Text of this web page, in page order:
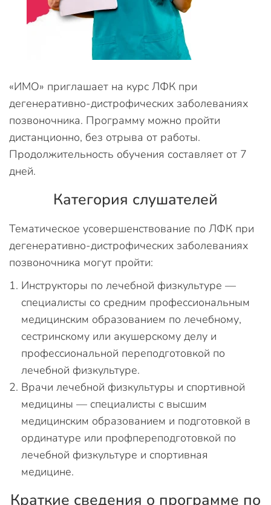
«ИМО» приглашает на курс ЛФК при
дегенеративно-дистрофических заболеваниях
позвоночника. Программу можно пройти
дистанционно, без отрыва от работы.
Продолжительность обучения составляет от 7
дней.
Категория слушателей
Тематическое усовершенствование по ЛФК при
дегенеративно-дистрофических заболеваниях
позвоночника могут пройти:
Инструкторы по лечебной физкультуре —
специалисты со средним профессиональным
медицинским образованием по лечебному,
сестринскому или акушерскому делу и
профессиональной переподготовкой по
лечебной физкультуре.
Врачи лечебной физкультуры и спортивной
медицины — специалисты с высшим
медицинским образованием и подготовкой в
ординатуре или профпереподготовкой по
лечебной физкультуре и спортивная
медицине.
Краткие сведения о программе по